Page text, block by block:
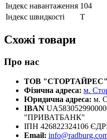
Індекс навантаження 104
Індекс швидкості
T
Схожі товари
Про нас
ТОВ "СТОРТАЙРЕС"
Фізична адреса: м.
Юридична адреса: м.
IBAN
"ПРИВАТБАНК"
ІПН 426822324106
Email: